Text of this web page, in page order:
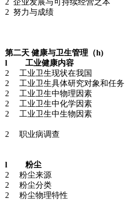
2 企业发展与可持续经营之本
2 努力与成绩
第二天 健康与卫生管理（h)
l 工业健康内容
2 工业卫生现状在我国
2 工业卫生具体研究对象和任务
2 工业卫生中物理因素
2 工业卫生中化学因素
2 工业卫生中生物因素
2 职业病调查
l 粉尘
2 粉尘来源
2 粉尘分类
2 粉尘物理特性